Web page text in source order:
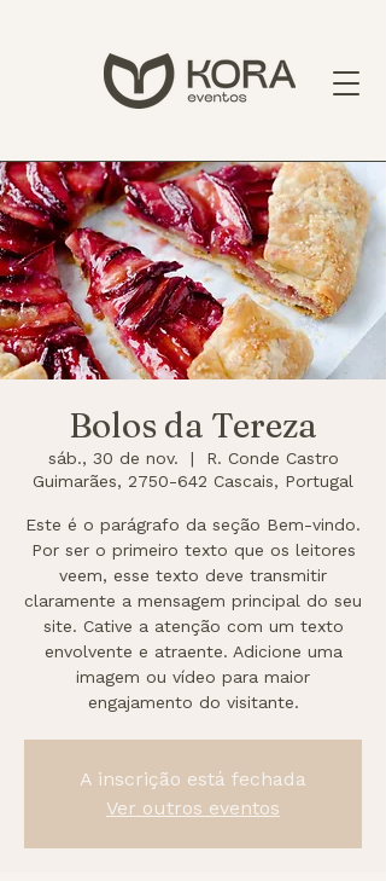
Bolos da Tereza
sáb., 30 de nov.
  |
R. Conde Castro
Guimarães, 2750-642 Cascais, Portugal
Este é o parágrafo da seção Bem-vindo.
Por ser o primeiro texto que os leitores
veem, esse texto deve transmitir
claramente a mensagem principal do seu
site. Cative a atenção com um texto
envolvente e atraente. Adicione uma
imagem ou vídeo para maior
engajamento do visitante.
A inscrição está fechada
Ver outros eventos